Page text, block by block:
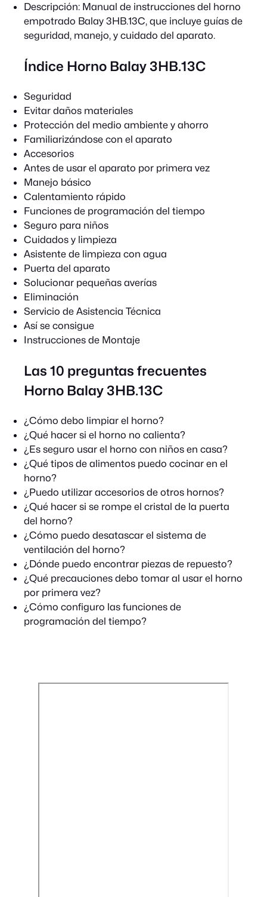
Descripción: Manual de instrucciones del horno
empotrado Balay 3HB.13C, que incluye guías de
seguridad, manejo, y cuidado del aparato.
Índice Horno Balay 3HB.13C
Seguridad
Evitar daños materiales
Protección del medio ambiente y ahorro
Familiarizándose con el aparato
Accesorios
Antes de usar el aparato por primera vez
Manejo básico
Calentamiento rápido
Funciones de programación del tiempo
Seguro para niños
Cuidados y limpieza
Asistente de limpieza con agua
Puerta del aparato
Solucionar pequeñas averías
Eliminación
Servicio de Asistencia Técnica
Así se consigue
Instrucciones de Montaje
Las 10 preguntas frecuentes
Horno Balay 3HB.13C
¿Cómo debo limpiar el horno?
¿Qué hacer si el horno no calienta?
¿Es seguro usar el horno con niños en casa?
¿Qué tipos de alimentos puedo cocinar en el
horno?
¿Puedo utilizar accesorios de otros hornos?
¿Qué hacer si se rompe el cristal de la puerta
del horno?
¿Cómo puedo desatascar el sistema de
ventilación del horno?
¿Dónde puedo encontrar piezas de repuesto?
¿Qué precauciones debo tomar al usar el horno
por primera vez?
¿Cómo configuro las funciones de
programación del tiempo?